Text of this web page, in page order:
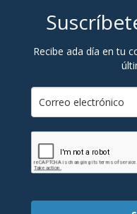
Recibe ada día en tu